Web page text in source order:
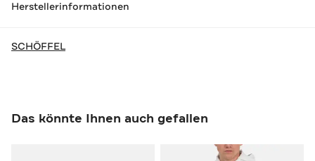
Herstellerinformationen
SCHÖFFEL
Das könnte Ihnen auch gefallen